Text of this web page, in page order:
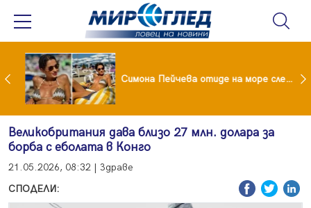
Ангелова грабна световна титла в тройния скок Симона Пейчева отиде на море след убийството на Владо Загатото, скарала се с него за пари
Великобритания дава близо 27 млн. долара за
борба с еболата в Конго
21.05.2026, 08:32 | Здраве
СПОДЕЛИ: